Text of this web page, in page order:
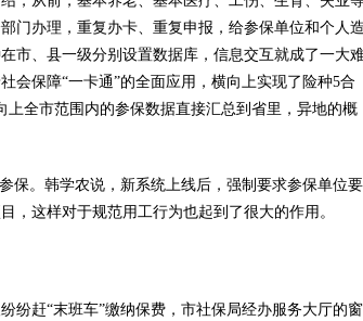
门办理，重复办卡、重复申报，给参保单位和个人造
市、县一级分别设置数据库，信息交互就成了一大
会保障“一卡通”的全面应用，横向上实现了险种5合
上全市范围内的参保数据直接汇总到省里，异地的概
。韩学农说，新系统上线后，强制要求参保单位要
，这样对于规范用工行为也起到了很大的作用。
赶“末班车”缴纳保费，市社保局经办服务大厅的窗